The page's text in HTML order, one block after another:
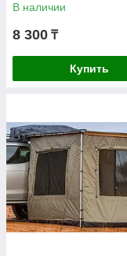
В наличии
8 300 ₸
Купить